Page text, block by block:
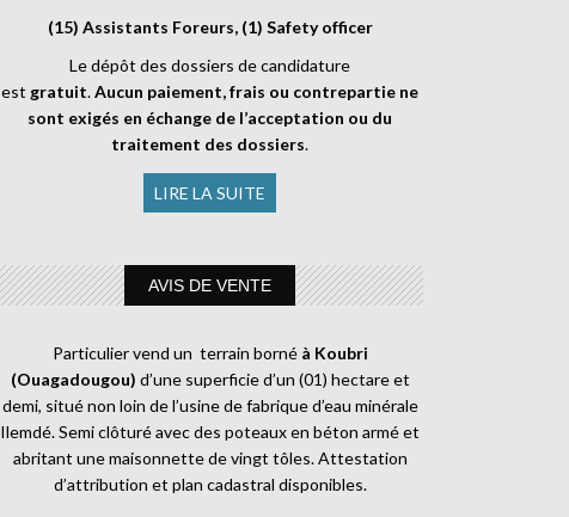
(15) Assistants Foreurs, (1) Safety officer
Le dépôt des dossiers de candidature
est gratuit.Aucun paiement, frais ou contrepartie ne
sont exigés en échange de l’acceptation ou du
traitement des dossiers.
LIRE LA SUITE
AVIS DE VENTE
Particulier vend un terrain borné à Koubri
(Ouagadougou) d’une superficie d’un (01) hectare et
demi, situé non loin de l’usine de fabrique d’eau minérale
Ilemdé. Semi clôturé avec des poteaux en béton armé et
abritant une maisonnette de vingt tôles. Attestation
d’attribution et plan cadastral disponibles.